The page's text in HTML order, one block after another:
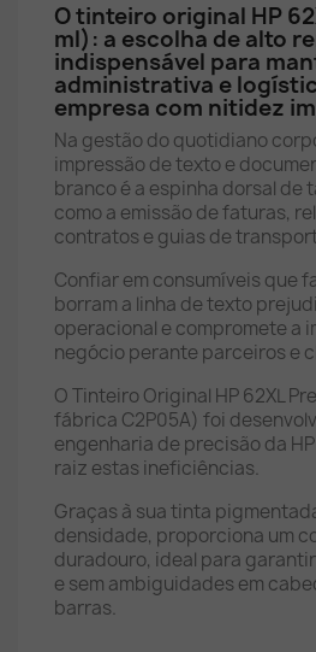
O tinteiro original HP
ml): a escolha de alto
indispensável para
administrativa e
empresa com nitidez
Na gestão do quotidiano
impressão de texto e
branco é a espinha dorsal de
como a emissão de faturas,
contratos e guias de
Confiar em consumíveis que
borram a linha de texto
operacional e compromete a
negócio perante parceiros e
O Tinteiro Original HP 62XL
fábrica C2P05A) foi
engenharia de precisão da
raiz estas ineficiências.
Graças à sua tinta
densidade, proporciona um
duradouro, ideal para
e sem ambiguidades em
barras.